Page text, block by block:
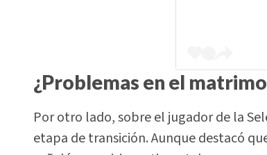
¿Problemas en el
Por otro lado, sobre el jugador de la
etapa de transición. Aunque destacó